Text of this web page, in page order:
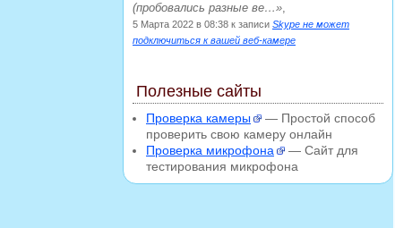
(пробовались разные ве…
,
5 Марта 2022 в 08:38 к записи Skype не может
подключиться к вашей веб-камере
Полезные сайты
Проверка камеры
— Простой способ
проверить свою камеру онлайн
Проверка микрофона
— Сайт для
тестирования микрофона